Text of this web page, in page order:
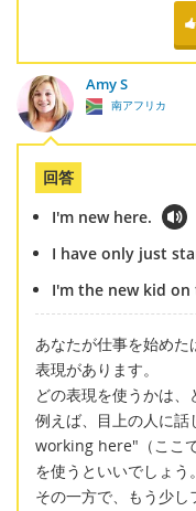
Amy S
南アフリカ
回答
I'm new here.
I have only just
I'm the new kid on
あなたが仕事を始め
表現があります。
どの表現を使うかは、
例えば、目上の人に
working here"（ここ
を使うといいでしょう。
その一方で、もう少